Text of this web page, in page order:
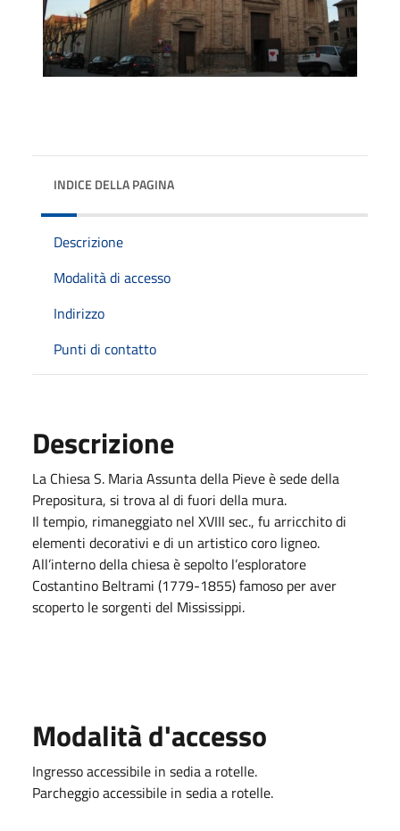
INDICE DELLA PAGINA
Descrizione
Modalità di accesso
Indirizzo
Punti di contatto
Descrizione
La Chiesa S. Maria Assunta della Pieveè sede della
Prepositura, si trova al di fuori della mura.
Il tempio, rimaneggiato nel XVIII sec., fu arricchito di
elementi decorativi e di un artistico coro ligneo.
All’interno della chiesa è sepolto l’esploratore
Costantino Beltrami (1779-1855) famoso per aver
scoperto le sorgenti del Mississippi.
Modalità d'accesso
Ingresso accessibile in sedia a rotelle.
Parcheggio accessibile in sedia a rotelle.